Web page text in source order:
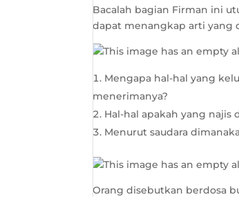
Bacalah bagian Firman ini
dapat menangkap arti yang
Mengapa hal-hal yang
menerimanya?
Hal-hal apakah yang
Menurut saudara
Orang disebutkan berdosa